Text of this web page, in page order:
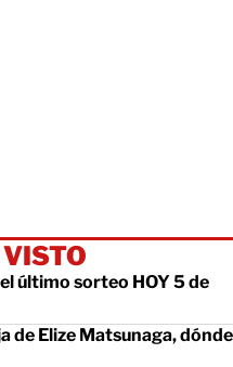
último sorteo HOY 5 de
de Elize Matsunaga, dónde